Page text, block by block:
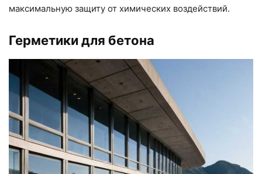
максимальную защиту от химических воздействий.
Герметики для бетона